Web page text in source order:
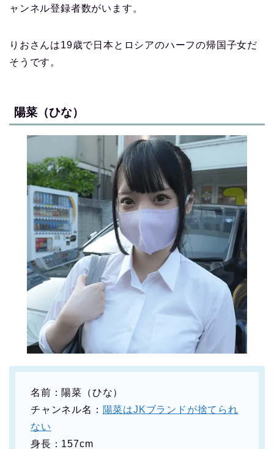
ャンネル登録者数がいます。
りおさんは19歳で日本とロシアのハーフの帰国子女だ
そうです。
陽菜（ひな）
名前：陽菜（ひな）
チャンネル名： 陽菜はJKブランドが捨てられ
ない
身長：157cm